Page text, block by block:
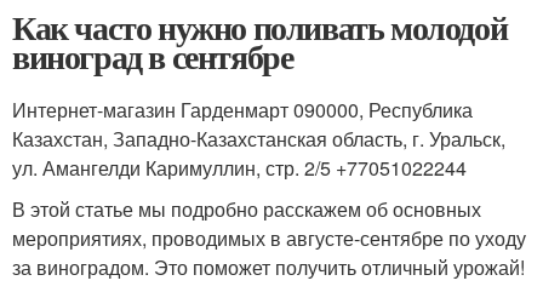
Как часто нужно поливать молодой
виноград в сентябре
Интернет-магазин Гарденмарт 090000, Республика
Казахстан, Западно-Казахстанская область, г. Уральск,
ул. Амангелди Каримуллин, стр. 2/5 +77051022244
В этой статье мы подробно расскажем об основных
мероприятиях, проводимых в августе-сентябре по уходу
за виноградом. Это поможет получить отличный урожай!